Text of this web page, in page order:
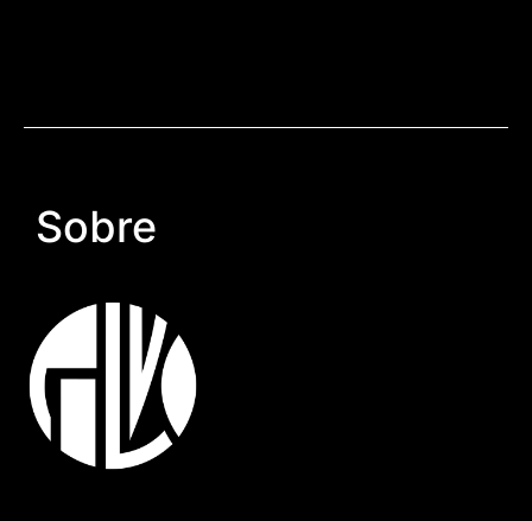
Sobre